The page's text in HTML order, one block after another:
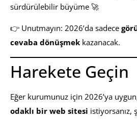
sürdürülebilir büyüme 🚀
👉 Unutmayın: 2026’da sadece
cevaba dönüşmek kazanacak.
Harekete Geçin
Eğer kurumunuz için 2026’ya
odaklı bir web sitesi istiyorsanız,